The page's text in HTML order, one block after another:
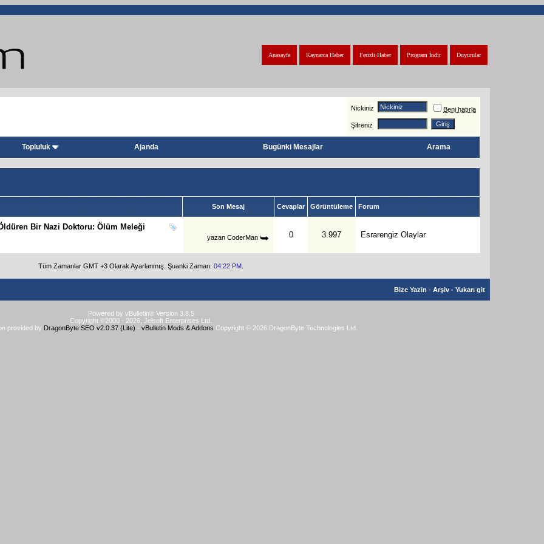
Duyurular
Program İndir
Ferizli Haber
Kaynarca Haber
Anasayfa
Nickiniz Beni hatırla
Şifreniz
Topluluk Ajanda Bugünki Mesajlar Arama
Son Mesaj Cevaplar Görüntüleme Forum
Bir Nazi Doktoru: Ölüm Meleği
yazan CoderMan 0 3.997 Esrarengiz Olaylar
Tüm Zamanlar GMT +3 Olarak Ayarlanmış. Şuanki Zaman: 04:22 PM
Bize Yazin - Arşiv - Yukarı git
Powered by vBulletin® Version 3.8.5
Copyright ©2000 - 2026, Jelsoft Enterprises Ltd.
provided by DragonByte SEO v2.0.37 (Lite) - vBulletin Mods & Addons Copyright © 2026 DragonByte Technologies Ltd.